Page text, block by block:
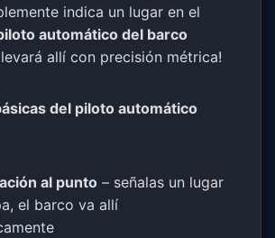
indica un lugar en el
automático del barco
allí con precisión métrica!
del piloto automático
al punto – señalas un lugar
el barco va allí